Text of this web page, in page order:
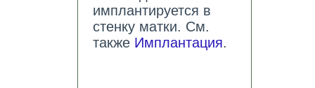
имплантируется в
стенку матки. См.
также Имплантация.